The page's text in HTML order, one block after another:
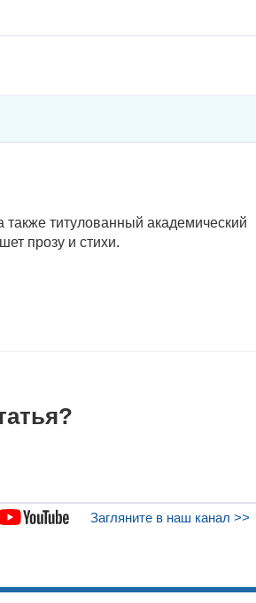
титулованный академический
прозу и стихи.
Загляните в наш канал >>